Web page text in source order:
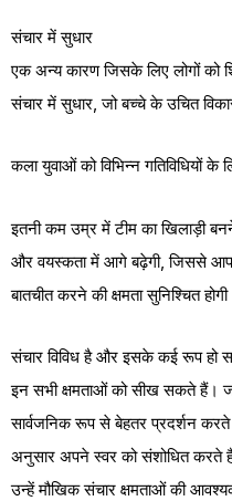
संचार में सुधार
एक अन्य कारण जिसके लिए लोगों को
संचार में सुधार, जो बच्चे के उचित
कला युवाओं को विभिन्न गतिविधियों
इतनी कम उम्र में टीम का खिलाड़ी
और वयस्कता में आगे बढ़ेगी, जिससे
बातचीत करने की क्षमता सुनिश्चित
संचार विविध है और इसके कई रूप हो
इन सभी क्षमताओं को सीख सकते हैं।
सार्वजनिक रूप से बेहतर प्रदर्शन
अनुसार अपने स्वर को संशोधित करते
उन्हें मौखिक संचार क्षमताओं की